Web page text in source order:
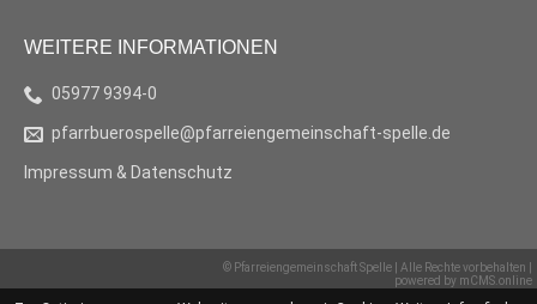
WEITERE INFORMATIONEN
05977 9394-0
pfarrbuerospelle@pfarreiengemeinschaft-spelle.de
Impressum & Datenschutz
© Pfarreiengemeinschaft Spelle | Alle Rechte vorbehalten |
powered by mCMS.online